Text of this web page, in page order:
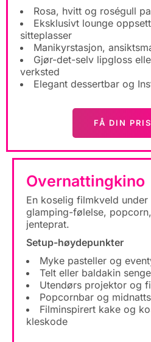
Rosa, hvitt og roségull
Eksklusivt lounge
sitteplasser
Manikyrstasjon,
Gjør-det-selv lipgloss
verksted
Elegant dessertbar og
FÅ DIN
Overnattingkino
En koselig filmkveld
glamping-følelse,
jenteprat.
Setup-høydepunkter
Myke pasteller og
Telt eller baldakin
Utendørs projektor og
Popcornbar og
Filminspirert kake og
kleskode